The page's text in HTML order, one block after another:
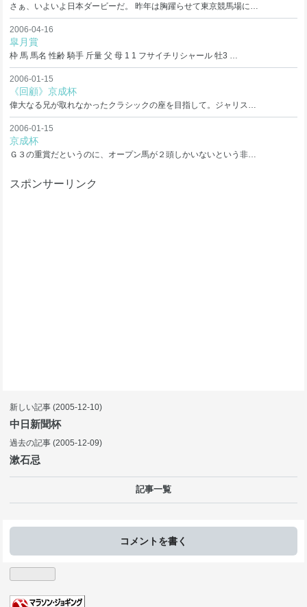
さぁ、いよいよ日本ダービーだ。 昨年は胸躍らせて東京競馬場に…
2006-04-16
皐月賞
枠 馬 馬名 性齢 騎手 斤量 父 母 1 1 フサイチリシャール 牡3 …
2006-01-15
《回顧》京成杯
偉大なる兄が取れなかったクラシックの座を目指して。ジャリス…
2006-01-15
京成杯
Ｇ３の重賞だというのに、オープン馬が２頭しかいないという非…
スポンサーリンク
新しい記事 (2005-12-10)
中日新聞杯
過去の記事 (2005-12-09)
漱石忌
記事一覧
コメントを書く